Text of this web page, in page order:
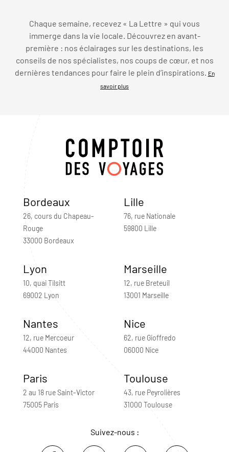
Chaque semaine, recevez « La Lettre » qui vous
immerge dans la vie locale. Découvrez en avant-
première : nos éclairages sur les destinations, les
conseils de nos spécialistes, nos coups de cœur, et nos
dernières tendances pour faire le plein d’inspirations. En
savoir plus
Bordeaux
26, cours du Chapeau-
Rouge
33000 Bordeaux
Lille
76, rue Nationale
59800 Lille
Lyon
10, quai Tilsitt
69002 Lyon
Marseille
12, rue Breteuil
13001 Marseille
Nantes
12, rue Mercoeur
44000 Nantes
Nice
62, rue Gioffredo
06000 Nice
Paris
2 au 18 rue Saint-Victor
75005 Paris
Toulouse
43, rue Peyrolières
31000 Toulouse
Suivez-nous :